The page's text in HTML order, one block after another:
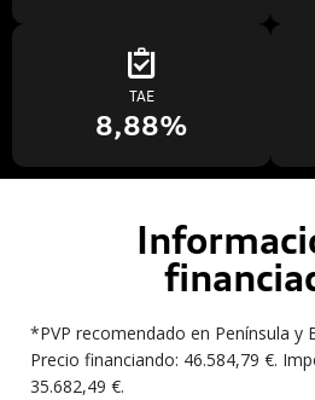
TAE
8,88%
*PVP recomendado en Península y
Precio financiando: 46.584,79 €.
35.682,49 €.